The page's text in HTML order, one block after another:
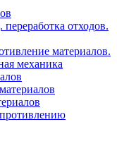
отходов.
материалов.
механика